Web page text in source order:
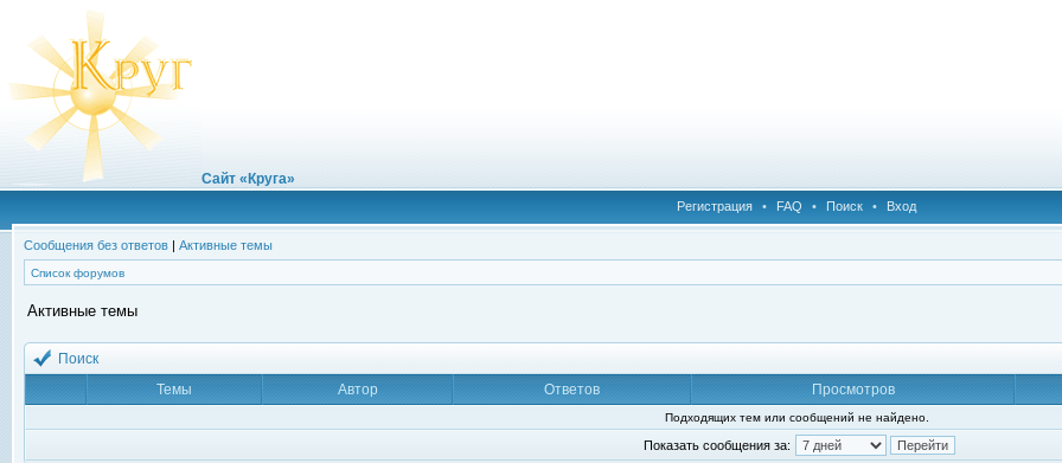
Сайт «Круга»
Регистрация • FAQ • Поиск • Вход
Сообщения без ответов | Активные темы
Список форумов
Активные темы
Поиск
Темы
Автор Ответов Просмотров
Подходящих тем или сообщений не найдено.
Показать сообщения за: